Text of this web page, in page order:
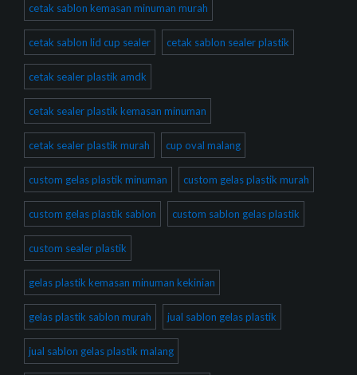
cetak sablon kemasan minuman murah
cetak sablon lid cup sealer cetak sablon sealer plastik
cetak sealer plastik amdk
cetak sealer plastik kemasan minuman
cetak sealer plastik murah cup oval malang
custom gelas plastik minuman custom gelas plastik murah
custom gelas plastik sablon custom sablon gelas plastik
custom sealer plastik
gelas plastik kemasan minuman kekinian
gelas plastik sablon murah jual sablon gelas plastik
jual sablon gelas plastik malang